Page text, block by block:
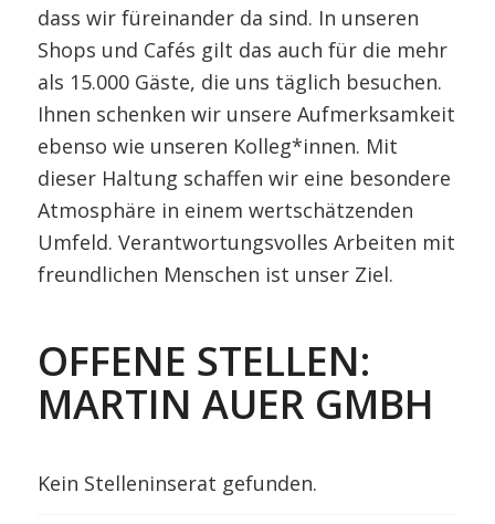
dass wir füreinander da sind. In unseren
Shops und Cafés gilt das auch für die mehr
als 15.000 Gäste, die uns täglich besuchen.
Ihnen schenken wir unsere Aufmerksamkeit
ebenso wie unseren Kolleg*innen. Mit
dieser Haltung schaffen wir eine besondere
Atmosphäre in einem wertschätzenden
Umfeld. Verantwortungsvolles Arbeiten mit
freundlichen Menschen ist unser Ziel.
OFFENE STELLEN:
MARTIN AUER GMBH
Kein Stelleninserat gefunden.